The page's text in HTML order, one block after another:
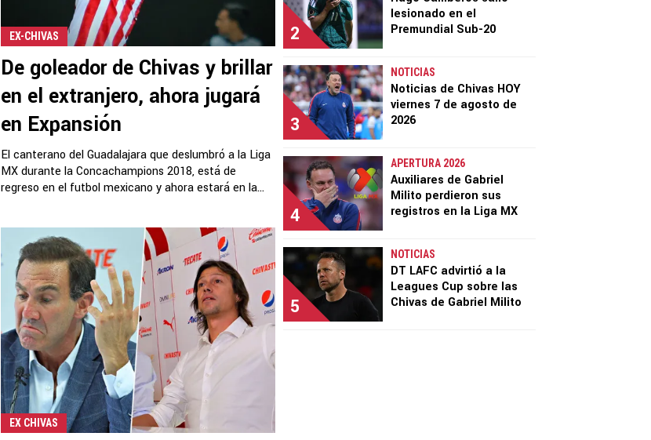
EX-CHIVAS
De goleador de Chivas y brillar
en el extranjero, ahora jugará
en Expansión
El canterano del Guadalajara que deslumbró a la Liga
MX durante la Concachampions 2018, está de
regreso en el futbol mexicano y ahora estará en la...
EX CHIVAS
2
lesionado en el
Premundial Sub-20
3
NOTICIAS
Noticias de Chivas HOY
viernes 7 de agosto de
2026
4
APERTURA 2026
Auxiliares de Gabriel
Milito perdieron sus
registros en la Liga MX
5
NOTICIAS
DT LAFC advirtió a la
Leagues Cup sobre las
Chivas de Gabriel Milito